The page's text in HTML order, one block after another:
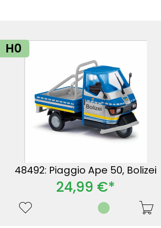
H0
48492: Piaggio Ape 50, Bolizei
24,99 €*